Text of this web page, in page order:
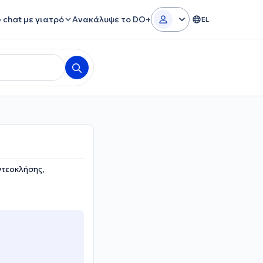
chat με γιατρό Ανακάλυψε το DO+ EL